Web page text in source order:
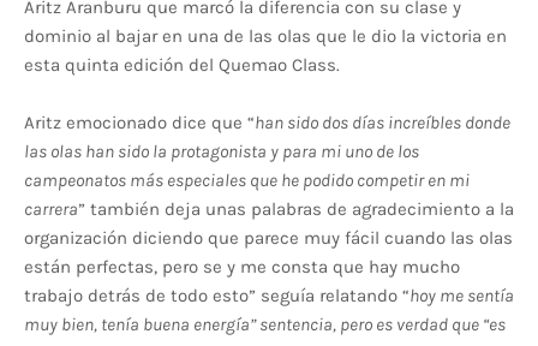
Aritz Aranburu que marcó la diferencia con su clase y
dominio al bajar en una de las olas que le dio la victoria en
esta quinta edición del Quemao Class.
Aritz emocionado dice que “han sido dos días increíbles donde
las olas han sido la protagonista y para mi uno de los
campeonatos más especiales que he podido competir en mi
carrera” también deja unas palabras de agradecimiento a la
organización diciendo que parece muy fácil cuando las olas
están perfectas, pero se y me consta que hay mucho
trabajo detrás de todo esto” seguía relatando “hoy me sentía
muy bien, tenía buena energía” sentencia, pero es verdad que “es